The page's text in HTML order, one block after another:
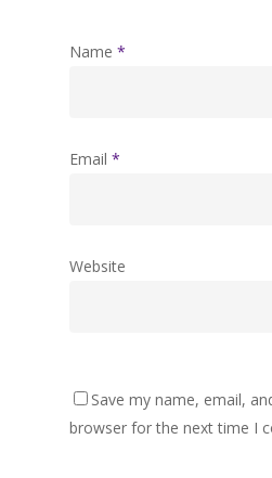
Name *
Email *
Website
Save my name, email,
browser for the next time I